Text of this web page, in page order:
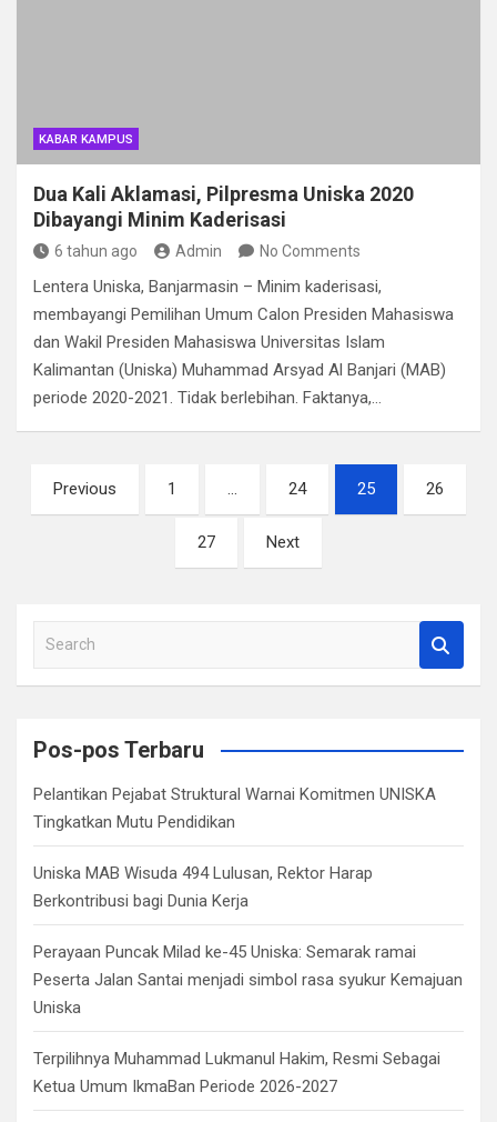
KABAR KAMPUS
Dua Kali Aklamasi, Pilpresma Uniska 2020
Dibayangi Minim Kaderisasi
6 tahun ago Admin No Comments
Lentera Uniska, Banjarmasin – Minim kaderisasi,
membayangi Pemilihan Umum Calon Presiden Mahasiswa
dan Wakil Presiden Mahasiswa Universitas Islam
Kalimantan (Uniska) Muhammad Arsyad Al Banjari (MAB)
periode 2020-2021. Tidak berlebihan. Faktanya,…
Paginasi
pos
Previous 1 … 24 25 26
27 Next
a
c
Pos-pos Terbaru
Pelantikan Pejabat Struktural Warnai Komitmen UNISKA
Tingkatkan Mutu Pendidikan
Uniska MAB Wisuda 494 Lulusan, Rektor Harap
Berkontribusi bagi Dunia Kerja
Perayaan Puncak Milad ke-45 Uniska: Semarak ramai
Peserta Jalan Santai menjadi simbol rasa syukur Kemajuan
Uniska
Terpilihnya Muhammad Lukmanul Hakim, Resmi Sebagai
Ketua Umum IkmaBan Periode 2026-2027